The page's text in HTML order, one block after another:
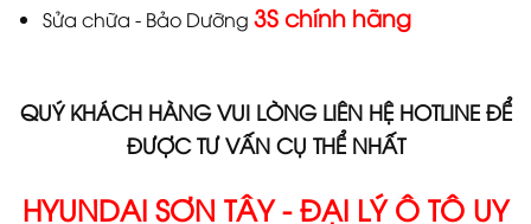
Sửa chữa - Bảo Dưỡng 3S chính hãng
QUÝ KHÁCH HÀNG VUI LÒNG LIÊN HỆ HOTLINE ĐỂ
ĐƯỢC TƯ VẤN CỤ THỂ NHẤT
HYUNDAI SƠN TÂY - ĐẠI LÝ Ô TÔ UY